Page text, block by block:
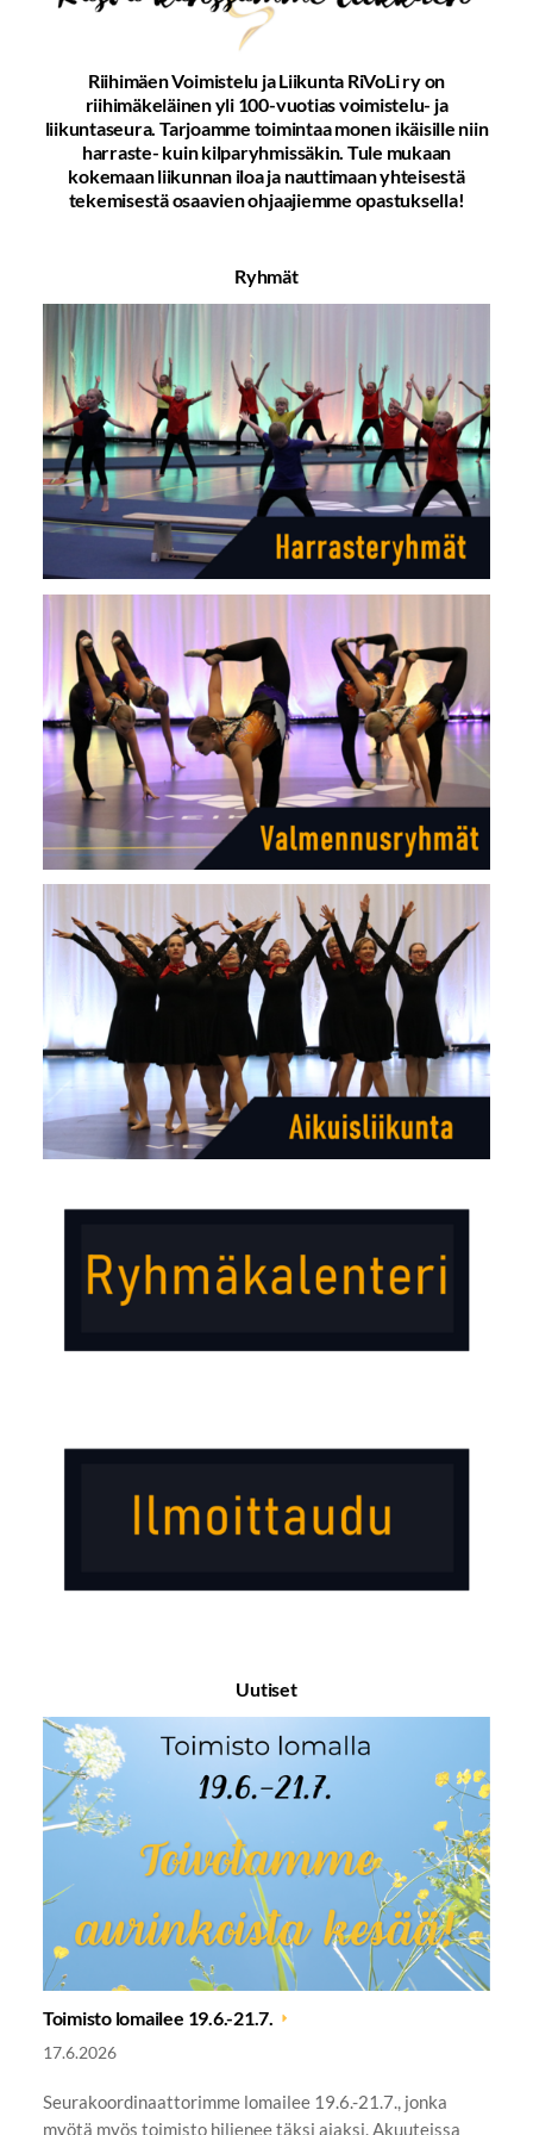
Riihimäen Voimistelu ja Liikunta RiVoLi ry on
riihimäkeläinen yli 100-vuotias voimistelu- ja
liikuntaseura. Tarjoamme toimintaa monen ikäisille niin
harraste- kuin kilparyhmissäkin. Tule mukaan
kokemaan liikunnan iloa ja nauttimaan yhteisestä
tekemisestä osaavien ohjaajiemme opastuksella!
Ryhmät
Uutiset
Toimisto lomailee 19.6.-21.7.
17.6.2026
Seurakoordinaattorimme lomailee 19.6.-21.7., jonka
myötä myös toimisto hiljenee täksi ajaksi. Akuuteissa